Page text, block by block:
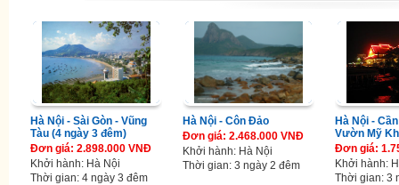
Hà Nội - Sài Gòn - Vũng
Tàu (4 ngày 3 đêm)
Đơn giá: 2.898.000 VNĐ
Khởi hành: Hà Nội
Thời gian: 4 ngày 3 đêm
Hà Nội - Côn Đảo
Đơn giá: 2.468.000 VNĐ
Khởi hành: Hà Nội
Thời gian: 3 ngày 2 đêm
Hà Nội -
Vườn Mỹ
Đơn giá:
Khởi hành:
Thời gian: 3